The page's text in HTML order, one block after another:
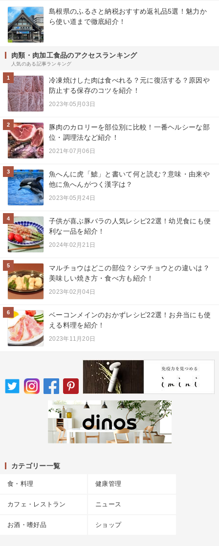
島根県のふるさと納税おすすめ返礼品5選！魅力か
ら使い道まで徹底紹介！
肉類・肉加工食品のアクセスランキング
人気のある記事ランキング
1
冷凍焼けした肉は食べれる？元に復活する？原因や
防止する保存のコツを紹介！
2023年05月03日
2
豚肉のカロリーを部位別に比較！一番ヘルシーな部
位・調理法など紹介！
2021年07月06日
3
魚へんに虎「鯱」と書いて何と読む？意味・由来や
他に魚へんがつく漢字は？
2023年05月24日
4
子供が喜ぶ豚バラの人気レシピ22選！幼児食にも便
利な一品を紹介！
2024年02月21日
5
マルチョウはどこの部位？シマチョウとの違いは？
美味しい焼き方・食べ方も紹介！
2023年02月04日
6
ベーコンメインのおかずレシピ22選！お弁当にも使
える料理を紹介！
2023年11月20日
カテゴリー一覧
食・料理 健康管理
カフェ・レストラン ニュース
お酒・嗜好品 ショップ